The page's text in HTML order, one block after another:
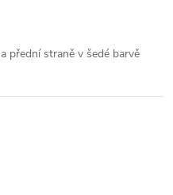
přední straně v šedé barvě